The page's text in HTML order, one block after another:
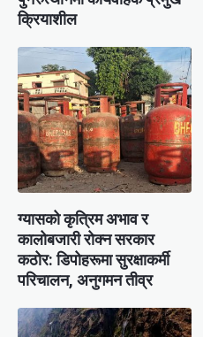
क्रियाशील
ग्यासको कृत्रिम अभाव र
कालोबजारी रोक्न सरकार
कठोर: डिपोहरूमा सुरक्षाकर्मी
परिचालन, अनुगमन तीव्र